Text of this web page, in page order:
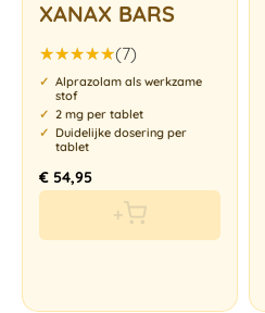
XANAX BARS
Gewaardeerd
5.00uit 5
(7)
Alprazolam als werkzame
stof
2 mg per tablet
Duidelijke dosering per
tablet
€ 54,95
+